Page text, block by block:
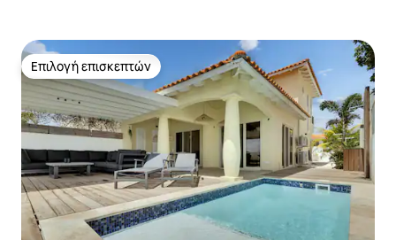
Επιλογή επισκεπτών
Επιλογή επισκεπτών